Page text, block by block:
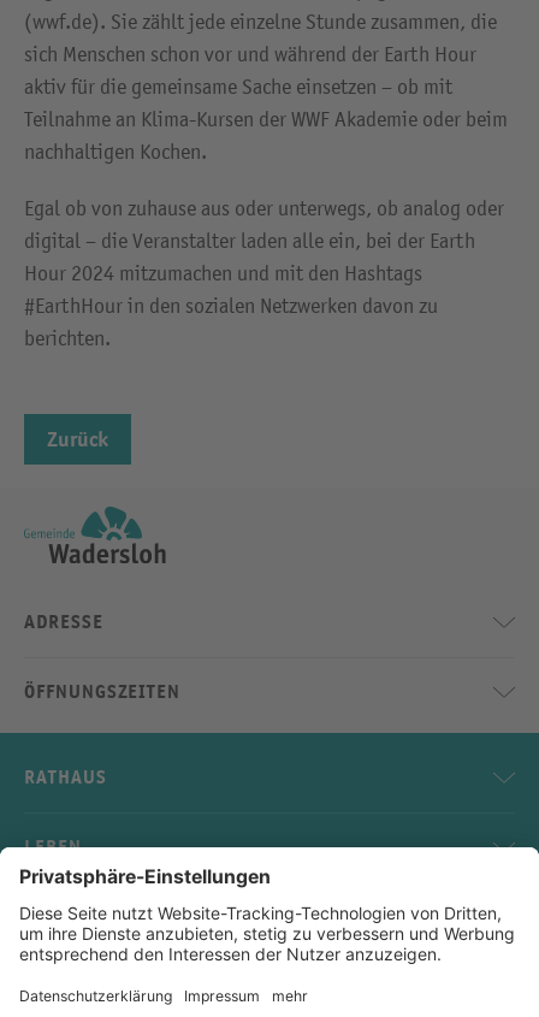
(wwf.de). Sie zählt jede einzelne Stunde zusammen, die
sich Menschen schon vor und während der Earth Hour
aktiv für die gemeinsame Sache einsetzen – ob mit
Teilnahme an Klima-Kursen der WWF Akademie oder beim
nachhaltigen Kochen.
Egal ob von zuhause aus oder unterwegs, ob analog oder
digital – die Veranstalter laden alle ein, bei der Earth
Hour 2024 mitzumachen und mit den Hashtags
#EarthHour in den sozialen Netzwerken davon zu
berichten.
Zurück
ADRESSE
ÖFFNUNGSZEITEN
RATHAUS
LEBEN
SERVICE
KONTAKT